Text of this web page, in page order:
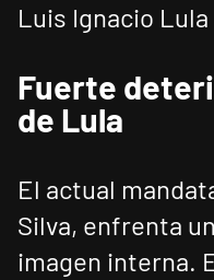
Luis Ignacio Lula
Fuerte
de Lula
El actual
Silva, enfrenta
imagen interna.